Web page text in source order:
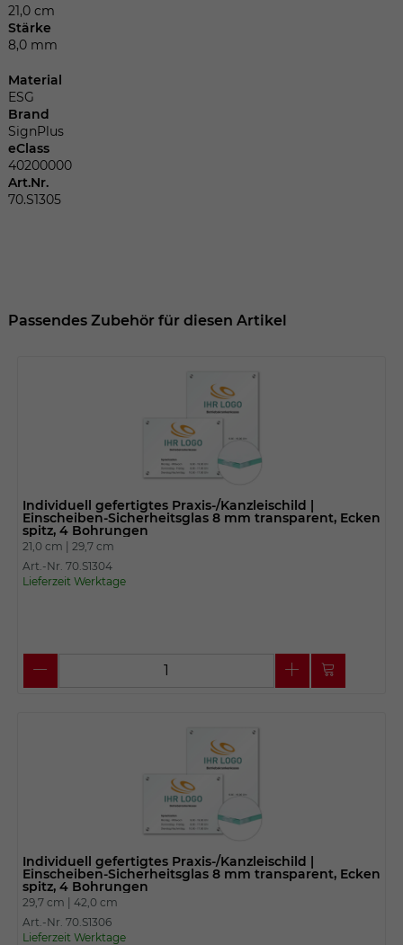
21,0 cm
Stärke
8,0 mm
Material
ESG
Brand
SignPlus
eClass
40200000
Art.Nr.
70.S1305
Passendes Zubehör für diesen Artikel
Individuell gefertigtes Praxis-/Kanzleischild |
Einscheiben-Sicherheitsglas 8 mm transparent, Ecken
spitz, 4 Bohrungen
21,0 cm | 29,7 cm
Art.-Nr. 70.S1304
Lieferzeit Werktage
Individuell gefertigtes Praxis-/Kanzleischild |
Einscheiben-Sicherheitsglas 8 mm transparent, Ecken
spitz, 4 Bohrungen
29,7 cm | 42,0 cm
Art.-Nr. 70.S1306
Lieferzeit Werktage
Zweck
Name
Anbieter
festhalten des Login Status.